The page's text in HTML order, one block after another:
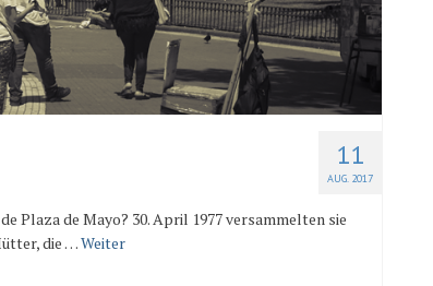
11
AUG. 2017
Plaza de Mayo? 30. April 1977 versammelten sie
die …Weiter